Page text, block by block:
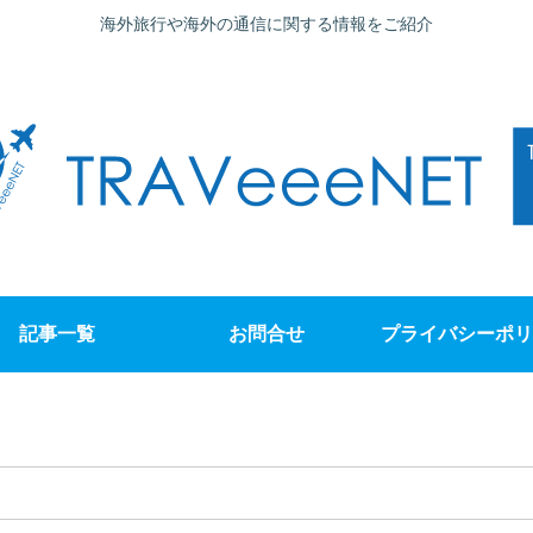
海外旅行や海外の通信に関する情報をご紹介
記事一覧 お問合せ プライバシーポ